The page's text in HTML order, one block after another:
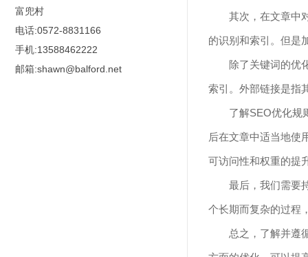
富兜村
电话:0572-8831166
手机:13588462222
邮箱:shawn@balford.net
其次，在文章中
的识别和索引。但是
除了关键词的优
索引。外部链接是指
了解SEO优化规
后在文章中适当地使
可访问性和权重的提
最后，我们需要
个长期而复杂的过程
总之，了解并遵